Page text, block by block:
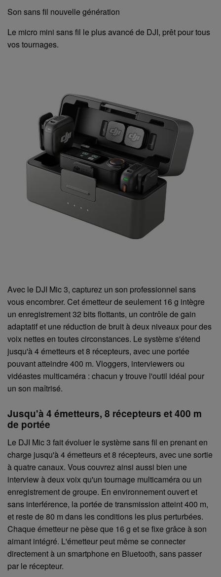
Son sans fil nouvelle génération
Le micro mini sans fil le plus avancé de DJI, prêt pour tous
vos tournages.
Avec le DJI Mic 3, capturez un son professionnel sans
vous encombrer. Cet émetteur de seulement 16 g intègre
un enregistrement 32 bits flottants, un contrôle de gain
adaptatif et une réduction de bruit à deux niveaux pour des
voix nettes en toutes circonstances. Le système s'étend
jusqu'à 4 émetteurs et 8 récepteurs, avec une portée
pouvant atteindre 400 m. Vloggers, interviewers ou
vidéastes multicaméra : chacun y trouve l'outil idéal pour
un son maîtrisé.
Jusqu'à 4 émetteurs, 8 récepteurs et 400 m
de portée
Le DJI Mic 3 fait évoluer le système sans fil en prenant en
charge jusqu'à 4 émetteurs et 8 récepteurs, avec une sortie
à quatre canaux. Vous couvrez ainsi aussi bien une
interview à deux voix qu'un tournage multicaméra ou un
enregistrement de groupe. En environnement ouvert et
sans interférence, la portée de transmission atteint 400 m,
et reste de 80 m dans les conditions les plus perturbées.
Chaque émetteur ne pèse que 16 g et se fixe grâce à son
aimant intégré. L'émetteur peut même se connecter
directement à un smartphone en Bluetooth, sans passer
par le récepteur.